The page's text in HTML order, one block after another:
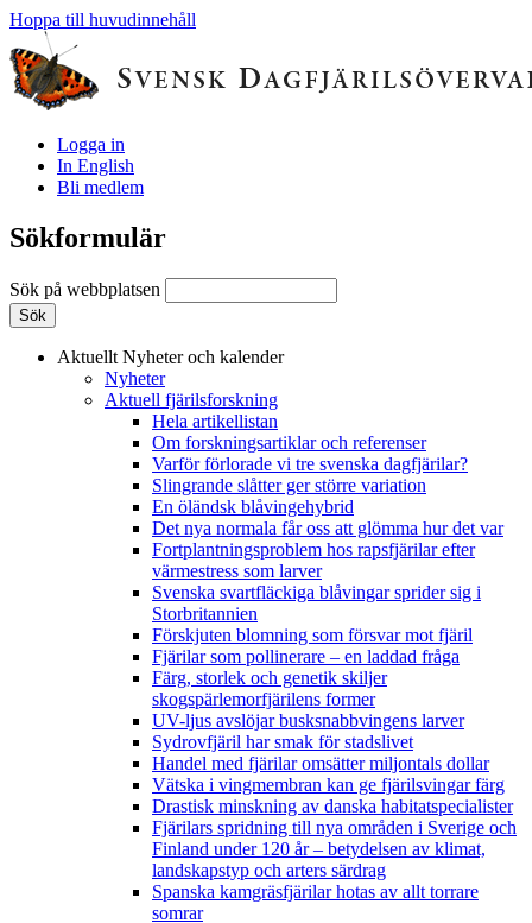
Hoppa till huvudinnehåll
Logga in
In English
Bli medlem
Sökformulär
Sök på webbplatsen
Aktuellt Nyheter och kalender
Nyheter
Aktuell fjärilsforskning
Hela artikellistan
Om forskningsartiklar och referenser
Varför förlorade vi tre svenska dagfjärilar?
Slingrande slåtter ger större variation
En öländsk blåvingehybrid
Det nya normala får oss att glömma hur det var
Fortplantningsproblem hos rapsfjärilar efter
värmestress som larver
Svenska svartfläckiga blåvingar sprider sig i
Storbritannien
Förskjuten blomning som försvar mot fjäril
Fjärilar som pollinerare – en laddad fråga
Färg, storlek och genetik skiljer
skogspärlemorfjärilens former
UV-ljus avslöjar busksnabbvingens larver
Sydrovfjäril har smak för stadslivet
Handel med fjärilar omsätter miljontals dollar
Vätska i vingmembran kan ge fjärilsvingar färg
Drastisk minskning av danska habitatspecialister
Fjärilars spridning till nya områden i Sverige och
Finland under 120 år– betydelsen av klimat,
landskapstyp och arters särdrag
Spanska kamgräsfjärilar hotas av allt torrare
somrar